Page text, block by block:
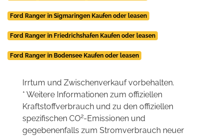
Ford Ranger in Sigmaringen Kaufen oder leasen
Ford Ranger in Friedrichshafen Kaufen oder leasen
Ford Ranger in Bodensee Kaufen oder leasen
Irrtum und Zwischenverkauf vorbehalten.
* Weitere Informationen zum offiziellen
Kraftstoffverbrauch und zu den offiziellen
spezifischen CO2-Emissionen und
gegebenenfalls zum Stromverbrauch neuer